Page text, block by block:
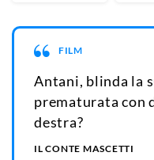
FILM
Antani, blinda la
prematurata con
destra?
IL CONTE MASCETTI